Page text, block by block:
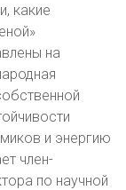
какие
на
и энергию
член-
по научной